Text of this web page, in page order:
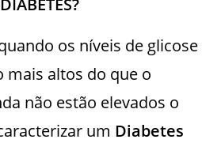
os níveis de glicose
mais altos do que o
não estão elevados o
um Diabetes